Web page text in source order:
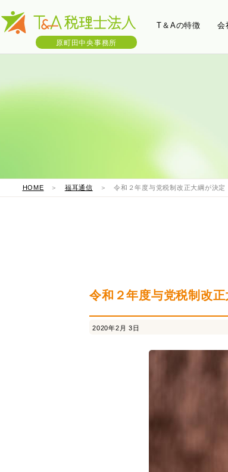
原町田中央事務所
T＆Aの特徴 会
採用情報
経営革新支援
HOME ＞ 福耳通信 ＞ 令和２年度与党税制改正大綱が決定
令和２年度与党税制改正
2020年2月 3日